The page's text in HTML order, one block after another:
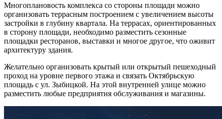
Многоплановость комплекса со стороны площади можно
организовать террасным построением с увеличением высоты
застройки в глубину квартала. На террасах, ориентированных
в сторону площади, необходимо разместить сезонные
площадки ресторанов, выставки и многое другое, что оживит
архитектуру здания.
Желательно организовать крытый или открытый пешеходный
проход на уровне первого этажа и связать Октябрьскую
площадь с ул. Зыбицкой. На этой внутренней улице можно
разместить любые предприятия обслуживания и магазины.